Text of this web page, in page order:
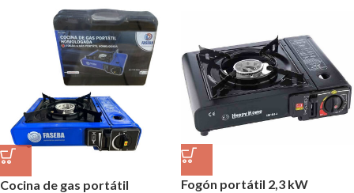
Cocina de gas portátil
Fogón portátil 2,3 kW